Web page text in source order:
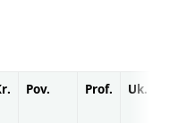
Pov. Prof. Uk.